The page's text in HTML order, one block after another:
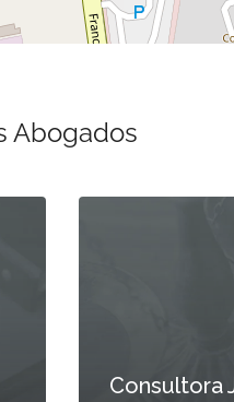
Abogados
Consultora